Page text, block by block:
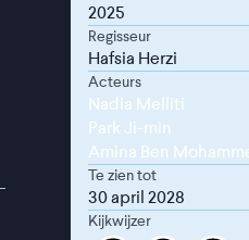
2025
Regisseur
Hafsia Herzi
Acteurs
Nadia Melliti
Park Ji-min
Amina Ben
Te zien tot
30 april 2028
Kijkwijzer